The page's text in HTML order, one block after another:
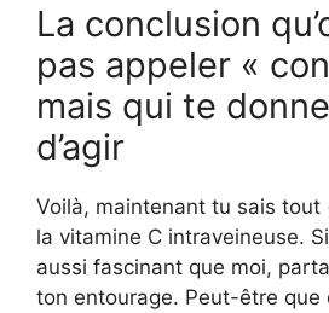
La conclusion
pas appeler «
mais qui te
d’agir
Voilà, maintenant tu sais tout
la vitamine C intraveineuse.
aussi fascinant que moi,
ton entourage. Peut-être que